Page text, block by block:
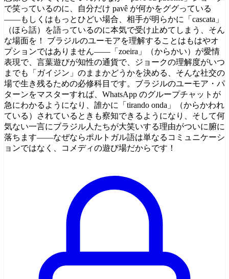
で笑っているのに、自分だけ pavê が何かをググっている
――もしくはもっとひどい場合、相手が明らかに「cascata」
（ほら話）を語っているのに本気で受け止めてしまう、そん
な場面を！ ブラジルのユーモアを理解することはもはやオ
プションではありません――「zoeira」（からかい）が愛情
表現で、言葉遊びが知性の通貨で、ジョークの理解度がいつ
までも「ガイジン」のままかどうかを決める、そんな社交の
場で生き残るための必修科目です。ブラジルのユーモア・パ
ターンをマスターすれば、WhatsApp のグループチャットが
急にわかるようになり、誰かに「tirando onda」（からかわれ
ている）されているときも察知できるようになり、そして何
気ない一言にブラジル人たちが大笑いする理由がついに腑に
落ちます――なぜならポルトガル語は単なるコミュニケーシ
ョンではなく、コメディの遊び場だからです！